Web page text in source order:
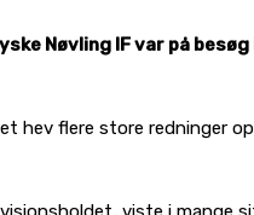
Nøvling IF var på besøg
hev flere store redninger